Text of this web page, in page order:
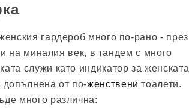
гардероб много по-рано - през
на миналия век, в тандем с много
служи като индикатор за женската
допълнена от по-женствени тоалети.
много различна: